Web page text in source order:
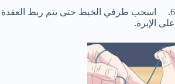
6. اسحب طرفي الخيط حتى يتم ربط
على الإبرة.